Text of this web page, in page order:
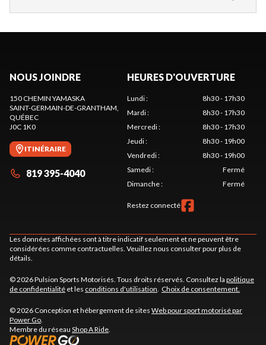
NOUS JOINDRE
150 CHEMIN YAMASKA
SAINT-GERMAIN-DE-GRANTHAM
QUÉBEC
J0C 1K0
ITINÉRAIRE
819 395-4040
HEURES D'OUVERTURE
Lundi:
8h30 - 17h30
Mardi:
8h30 - 17h30
Mercredi:
8h30 - 17h30
Jeudi:
8h30 - 19h00
Vendredi:
8h30 - 19h00
Samedi:
Fermé
Dimanche: Fermé
Restez connecté
Les données affichées sont à titre indicatif seulement et ne peuvent être
considérées comme contractuelles. Veuillez nous consulter pour plus de
détails.
© 2026 Pulsion Sports Motorisés. Tous droits réservés. Consultez la politique
de confidentialité et les conditions d'utilisation Choix de consentement.
© 2026 Conception et hébergement de sites Web pour sport motorisé par
Power Go
Membre du réseau Shop A Ride